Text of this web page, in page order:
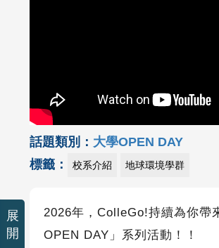
話題類別： 大學OPEN DAY
標籤：
校系介紹 地球環境學群
2026年， ColleGo!持續為你帶
OPEN DAY 」系列活動！！
展
開